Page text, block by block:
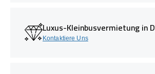
Luxus-Kleinbusvermietung in
Kontaktiere Uns